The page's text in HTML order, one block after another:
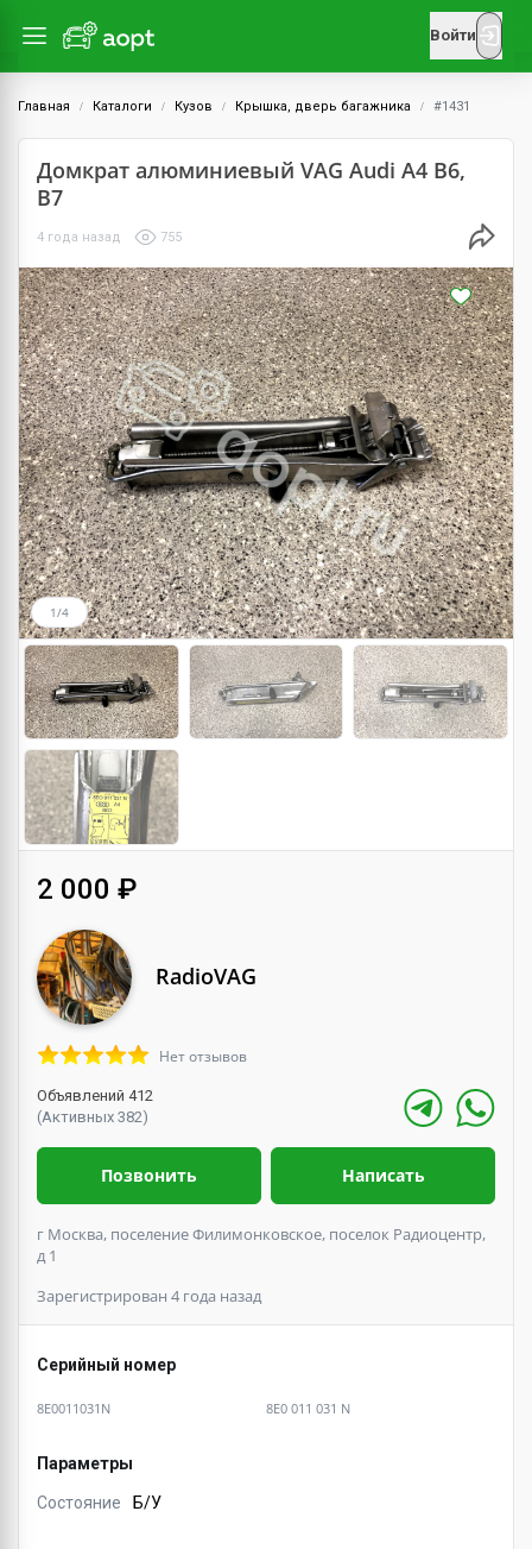
Войти
Главная Каталоги Кузов Крышка, дверь багажника #1431
Домкрат алюминиевый VAG Audi A4 B6,
B7
4 года назад 755
1/4
2 000 ₽
RadioVAG
Нет отзывов
Объявлений 412
(Активных 382)
Позвонить Написать
г Москва, поселение Филимонковское, поселок Радиоцентр,
д 1
Зарегистрирован 4 года назад
Серийный номер
8E0011031N 8E0 011 031 N
Параметры
Состояние Б/У